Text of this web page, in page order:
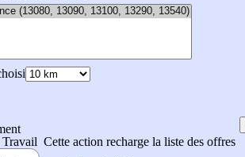
Travail Cette action recharge la liste des offres